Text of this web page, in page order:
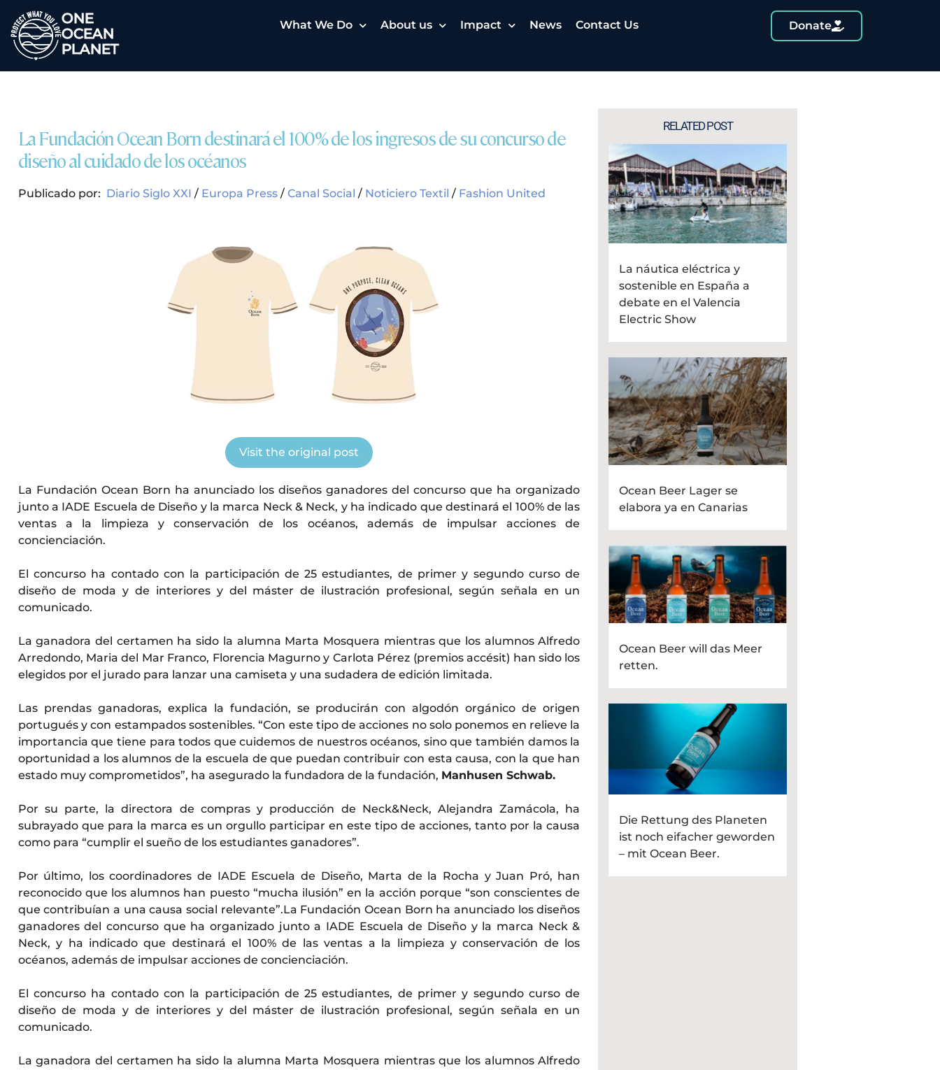
ONE
OCEAN
PLANET
What We Do About us Impact News Contact Us Donate
La Fundación Ocean Born destinará el 100% de los ingresos de su concurso de
diseño al cuidado de los océanos
Publicado por: Diario Siglo XXI / Europa Press/ Canal Social / Noticiero Textil / Fashion United
Visit the original post
La Fundación Ocean Born ha anunciado los diseños ganadores del concurso que ha organizado
junto a IADE Escuela de Diseño y la marca Neck & Neck, y ha indicado que destinará el 100% de las
ventas a la limpieza y conservación de los océanos, además de impulsar acciones de
concienciación.
El concurso ha contado con la participación de 25 estudiantes, de primer y segundo curso de
diseño de moda y de interiores y del máster de ilustración profesional, según señala en un
comunicado.
La ganadora del certamen ha sido la alumna Marta Mosquera mientras que los alumnos Alfredo
Arredondo, Maria del Mar Franco, Florencia Magurno y Carlota Pérez (premios accésit) han sido los
elegidos por el jurado para lanzar una camiseta y una sudadera de edición limitada.
Las prendas ganadoras, explica la fundación, se producirán con algodón orgánico de origen
portugués y con estampados sostenibles. “Con este tipo de acciones no solo ponemos en relieve la
importancia que tiene para todos que cuidemos de nuestros océanos, sino que también damos la
oportunidad a los alumnos de la escuela de que puedan contribuir con esta causa, con la que han
estado muy comprometidos”, ha asegurado la fundadora de la fundación, Manhusen Schwab.
Por su parte, la directora de compras y producción de Neck&Neck, Alejandra Zamácola, ha
subrayado que para la marca es un orgullo participar en este tipo de acciones, tanto por la causa
como para “cumplir el sueño de los estudiantes ganadores”.
Por último, los coordinadores de IADE Escuela de Diseño, Marta de la Rocha y Juan Pró, han
reconocido que los alumnos han puesto “mucha ilusión” en la acción porque “son conscientes de
que contribuían a una causa social relevante”.La Fundación Ocean Born ha anunciado los diseños
ganadores del concurso que ha organizado junto a IADE Escuela de Diseño y la marca Neck &
Neck, y ha indicado que destinará el 100% de las ventas a la limpieza y conservación de los
océanos, además de impulsar acciones de concienciación.
El concurso ha contado con la participación de 25 estudiantes, de primer y segundo curso de
diseño de moda y de interiores y del máster de ilustración profesional, según señala en un
comunicado.
La ganadora del certamen ha sido la alumna Marta Mosquera mientras que los alumnos Alfredo
RELATED POST
La náutica eléctrica y
sostenible en España a
debate en el Valencia
Electric Show
Ocean Beer Lager se
elabora ya en Canarias
Ocean Beer will das Meer
retten.
Die Rettung des Planeten
ist noch eifacher geworden
– mit Ocean Beer.